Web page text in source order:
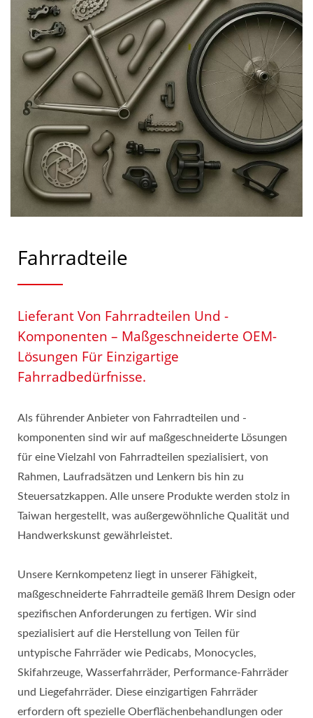
Fahrradteile
Lieferant Von Fahrradteilen Und -
Komponenten – Maßgeschneiderte OEM-
Lösungen Für Einzigartige
Fahrradbedürfnisse.
Als führender Anbieter von Fahrradteilen und -
komponenten sind wir auf maßgeschneiderte Lösungen
für eine Vielzahl von Fahrradteilen spezialisiert, von
Rahmen, Laufradsätzen und Lenkern bis hin zu
Steuersatzkappen. Alle unsere Produkte werden stolz in
Taiwan hergestellt, was außergewöhnliche Qualität und
Handwerkskunst gewährleistet.
Unsere Kernkompetenz liegt in unserer Fähigkeit,
maßgeschneiderte Fahrradteile gemäß Ihrem Design oder
spezifischen Anforderungen zu fertigen. Wir sind
spezialisiert auf die Herstellung von Teilen für
untypische Fahrräder wie Pedicabs, Monocycles,
Skifahrzeuge, Wasserfahrräder, Performance-Fahrräder
und Liegefahrräder. Diese einzigartigen Fahrräder
erfordern oft spezielle Oberflächenbehandlungen oder